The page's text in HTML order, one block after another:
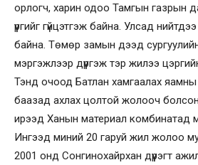
орлогч, харин одоо Тамгын газрын
үүргийг гүйцэтгэж байна. Улсад
байна. Төмөр замын дээд
мэргэжлээр дүүргэж тэр жилээ
Тэнд очоод Батлан хамгаалах
баазад ахлах цолтой жолооч
ирээд Ханын материал комбинатад
Ингээд миний 20 гаруй жил жолоо
2001 онд Сонгинохайрхан дүүрэгт